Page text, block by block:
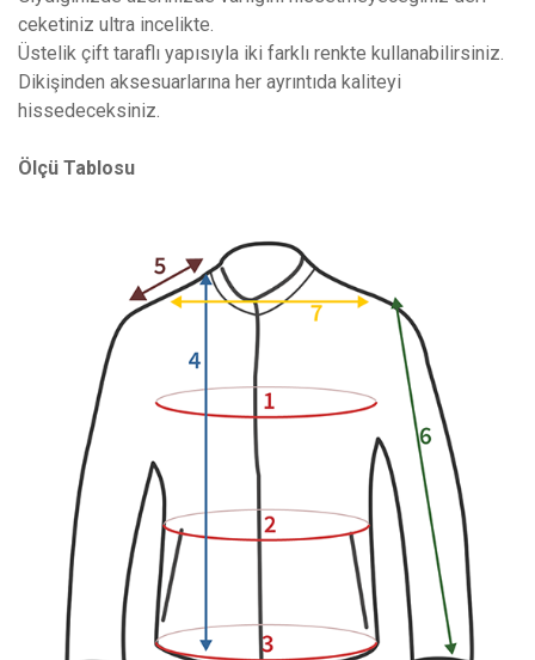
ceketiniz ultra incelikte.
Üstelik çift taraflı yapısıyla iki farklı renkte kullanabilirsiniz.
Dikişinden aksesuarlarına her ayrıntıda kaliteyi
hissedeceksiniz.
Ölçü Tablosu